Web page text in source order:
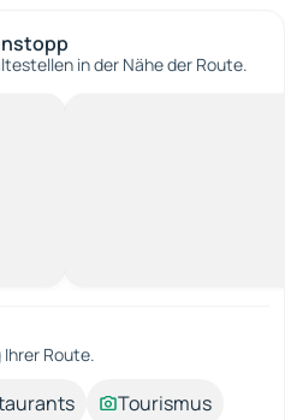
in der Nähe der Route.
Route.
Tourismus